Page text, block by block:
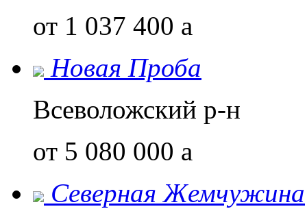
от 1 037 400 a
Новая Проба
Всеволожский р-н
от 5 080 000 a
Северная Жемчужина